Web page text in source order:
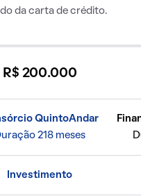
da carta de crédito.
R$ 200.000
QuintoAndar
218 meses
Investimento